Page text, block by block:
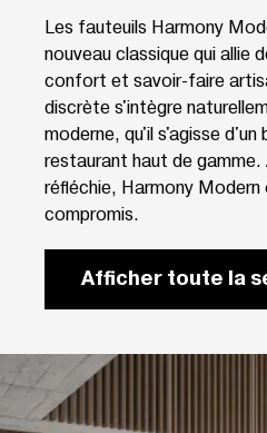
Les fauteuils Harmony
nouveau classique qui allie
confort et savoir-faire
discrète s'intègre
moderne, qu'il s'agisse d'un
restaurant haut de gamme.
réfléchie, Harmony
compromis.
Afficher toute la